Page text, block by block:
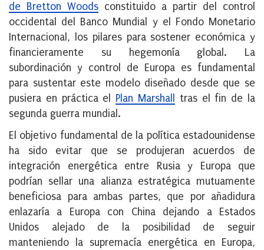
de Bretton Woods constituido a partir del control
occidental del Banco Mundial y el Fondo Monetario
Internacional, los pilares para sostener económica y
financieramente su hegemonía global. La
subordinación y control de Europa es fundamental
para sustentar este modelo diseñado desde que se
pusiera en práctica el Plan Marshall
tras el fin de la
segunda guerra mundial.
El objetivo fundamental de la política estadounidense
ha sido evitar que se produjeran acuerdos de
integración energética entre Rusia y Europa que
podrían sellar una alianza estratégica mutuamente
beneficiosa para ambas partes, que por añadidura
enlazaría a Europa con China dejando a Estados
Unidos alejado de la posibilidad de seguir
manteniendo la supremacía energética en Europa,